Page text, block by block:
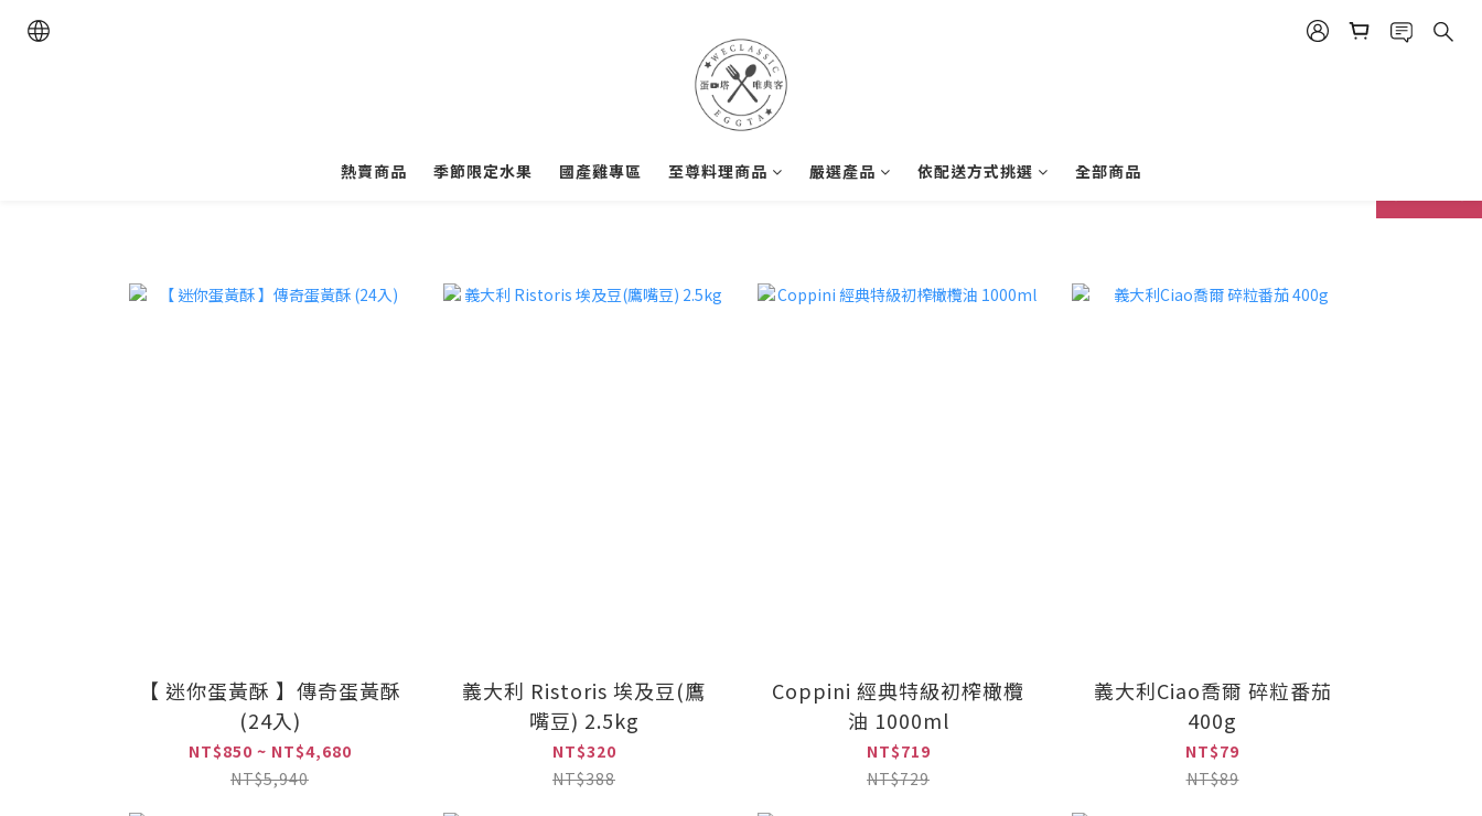
熱賣商品 季節限定水果 國產雞專區 至尊料理商品 嚴選產品 依配送方式挑選 全部商品
prev next
【 迷你蛋黃酥 】傳奇蛋黃酥
(24入)
NT$850 ~ NT$4,680
NT$5,940
義大利 Ristoris 埃及豆(鷹
嘴豆) 2.5kg
NT$320
NT$388
Coppini 經典特級初榨橄欖
油 1000ml
NT$719
NT$729
義大利Ciao喬爾 碎粒番茄
400g
NT$79
NT$89